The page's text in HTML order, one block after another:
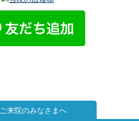
ご来院のみなさまへ